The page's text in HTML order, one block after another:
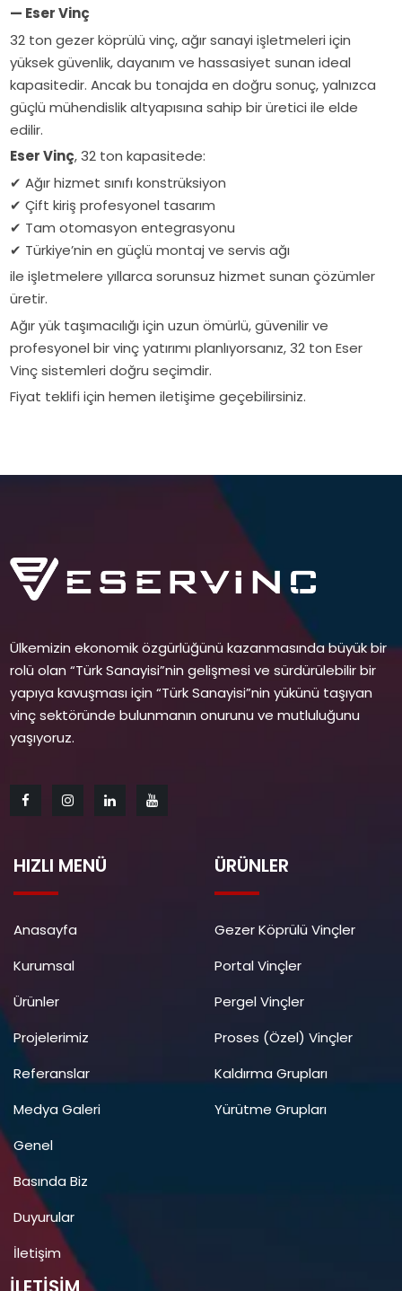
— Eser Vinç
32 ton gezer köprülü vinç, ağır sanayi işletmeleri için
yüksek güvenlik, dayanım ve hassasiyet sunan ideal
kapasitedir. Ancak bu tonajda en doğru sonuç, yalnızca
güçlü mühendislik altyapısına sahip bir üretici ile elde
edilir.
Eser Vinç, 32 ton kapasitede:
✔ Ağır hizmet sınıfı konstrüksiyon
✔ Çift kiriş profesyonel tasarım
✔ Tam otomasyon entegrasyonu
✔ Türkiye’nin en güçlü montaj ve servis ağı
ile işletmelere yıllarca sorunsuz hizmet sunan çözümler
üretir.
Ağır yük taşımacılığı için uzun ömürlü, güvenilir ve
profesyonel bir vinç yatırımı planlıyorsanız, 32 ton Eser
Vinç sistemleri doğru seçimdir.
Fiyat teklifi için hemen iletişime geçebilirsiniz.
Ülkemizin ekonomik özgürlüğünü kazanmasında büyük bir
rolü olan “Türk Sanayisi”nin gelişmesi ve sürdürülebilir bir
yapıya kavuşması için “Türk Sanayisi”nin yükünü taşıyan
vinç sektöründe bulunmanın onurunu ve mutluluğunu
yaşıyoruz.
HIZLI MENÜ
Anasayfa
Kurumsal
Ürünler
Projelerimiz
Referanslar
Medya Galeri
Genel
Basında Biz
Duyurular
İletişim
ÜRÜNLER
Gezer Köprülü Vinçler
Portal Vinçler
Pergel Vinçler
Proses (Özel) Vinçler
Kaldırma Grupları
Yürütme Grupları